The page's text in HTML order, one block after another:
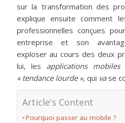
sur la transformation des
explique ensuite comment
professionnelles conçues
entreprise et son
exploser au cours des deux
lui, les applications
« tendance lourde », qui vase
Article's Content
Pourquoi passer au mobile ?